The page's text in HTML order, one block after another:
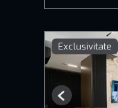
Exclusivitate
Previous